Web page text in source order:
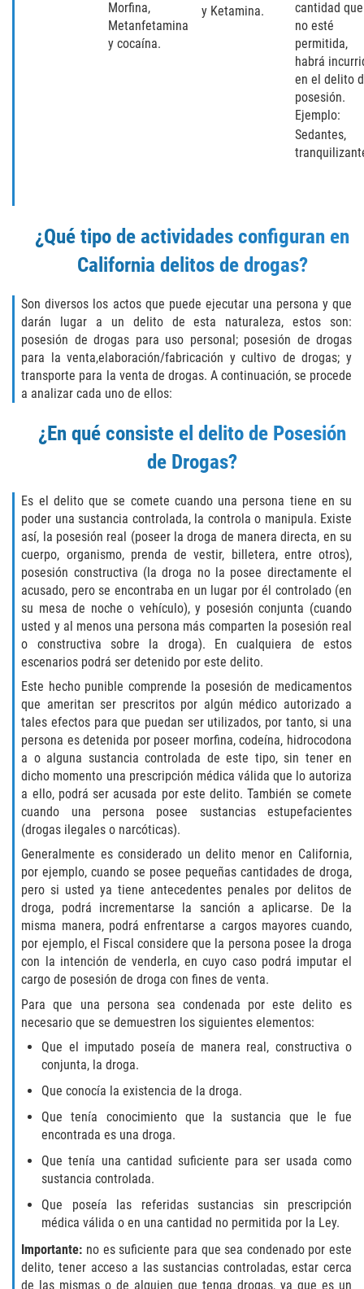
Delitos de Conducción
Conducir con una licencia suspendida
Dañar Lineas Telefonicas, Electricas o
Invasión Agravada de Propiedad
Ajena
Invasión de Propiedad Ajena
Delitos de Cuello Blanco
Apropiación Indebida de Fondos
Públicos
Falsificación
Falsificación o Alteración de una
Prescripción Médica
Malversación de Fondos
Robo De Identidad
Presentación de Documentos Falsos
Delitos de Fraude
Fraude a Programas de Asistencia
Pública
Fraude con Cheques
Fraude a la Compensación a los
Trabajadores
Fraude de Juego
Fraude de Seguro de Auto
Fraude Del Seguro De Desempleo
Fraude al Sistema de Salud
Fraude de Tarjetas de Crédito
Práctica No Autorizada de la
Delitos de Hurto
Hurto Mayor
Hurto Mayor de Auto
Morfina,
Metanfetamina
y cocaína.
y Ketamina.
cantidad que
no esté
permitida,
habrá
en el delito
posesión.
Ejemplo:
Sedantes,
¿Qué tipo de actividades configuran en
California delitos de drogas?
Son diversos los actos que puede ejecutar una persona y que
darán lugar a un delito de esta naturaleza, estos son:
posesión de drogas para uso personal; posesión de drogas
para la venta,elaboración/fabricación y cultivo de drogas; y
transporte para la venta de drogas. A continuación, se procede
a analizar cada uno de ellos:
¿En qué consiste el delito de Posesión
de Drogas?
Es el delito que se comete cuando una persona tiene en su
poder una sustancia controlada, la controla o manipula. Existe
así, la posesión real (poseer la droga de manera directa, en su
cuerpo, organismo, prenda de vestir, billetera, entre otros),
posesión constructiva (la droga no la posee directamente el
acusado, pero se encontraba en un lugar por él controlado (en
su mesa de noche o vehículo), y posesión conjunta (cuando
usted y al menos una persona más comparten la posesión real
o constructiva sobre la droga). En cualquiera de estos
escenarios podrá ser detenido por este delito.
Este hecho punible comprende la posesión de medicamentos
que ameritan ser prescritos por algún médico autorizado a
tales efectos para que puedan ser utilizados, por tanto, si una
persona es detenida por poseer morfina, codeína, hidrocodona
a o alguna sustancia controlada de este tipo, sin tener en
dicho momento una prescripción médica válida que lo autoriza
a ello, podrá ser acusada por este delito. También se comete
cuando una persona posee sustancias estupefacientes
(drogas ilegales o narcóticas).
Generalmente es considerado un delito menor en California,
por ejemplo, cuando se posee pequeñas cantidades de droga,
pero si usted ya tiene antecedentes penales por delitos de
droga, podrá incrementarse la sanción a aplicarse. De la
misma manera, podrá enfrentarse a cargos mayores cuando,
por ejemplo, el Fiscal considere que la persona posee la droga
con la intención de venderla, en cuyo caso podrá imputar el
cargo de posesión de droga con fines de venta.
Para que una persona sea condenada por este delito es
necesario que se demuestren los siguientes elementos:
Que el imputado poseía de manera real, constructiva o
conjunta, la droga.
Que conocía la existencia de la droga.
Que tenía conocimiento que la sustancia que le fue
encontrada es una droga.
Que tenía una cantidad suficiente para ser usada como
sustancia controlada.
Que poseía las referidas sustancias sin prescripción
médica válida o en una cantidad no permitida por la Ley.
Importante: no es suficiente para que sea condenado por este
delito, tener acceso a las sustancias controladas, estar cerca
de las mismas o de alguien que tenga drogas, ya que es un